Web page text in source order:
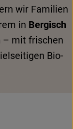
wir Familien
in Bergisch
– mit frischen
Bio-